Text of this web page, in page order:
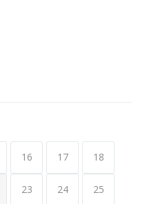
16 17 18
23 24 25